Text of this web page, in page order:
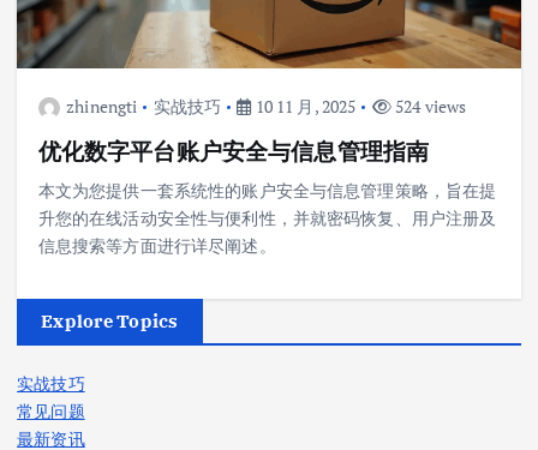
zhinengti 实战技巧 10 11 月, 2025 524 views
优化数字平台账户安全与信息管理指南
本文为您提供一套系统性的账户安全与信息管理策略，旨在提
升您的在线活动安全性与便利性，并就密码恢复、用户注册及
信息搜索等方面进行详尽阐述。
Explore Topics
实战技巧
常见问题
最新资讯